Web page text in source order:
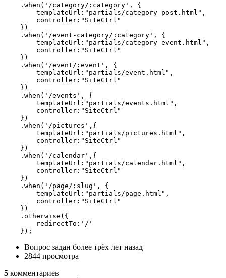
    .when('/category/:category', {
        templateUrl:"partials/category_post.html",
        controller:"SiteCtrl"
    })
    .when('/event-category/:category', {
        templateUrl:"partials/category_event.html",
        controller:"SiteCtrl"
    })
    .when('/event/:event', {
        templateUrl:"partials/event.html",
        controller:"SiteCtrl"
    })
    .when('/events', {
        templateUrl:"partials/events.html",
        controller:"SiteCtrl"
    })
    .when('/pictures',{
        templateUrl:"partials/pictures.html",
        controller:"SiteCtrl"
    })
    .when('/calendar',{
        templateUrl:"partials/calendar.html",
        controller:"SiteCtrl"
    })
    .when('/page/:slug', {
        templateUrl:"partials/page.html",
        controller:"SiteCtrl"
    })
    .otherwise({
        redirectTo:'/'
    });
Вопрос задан более трёх лет назад
2844 просмотра
5 комментариев